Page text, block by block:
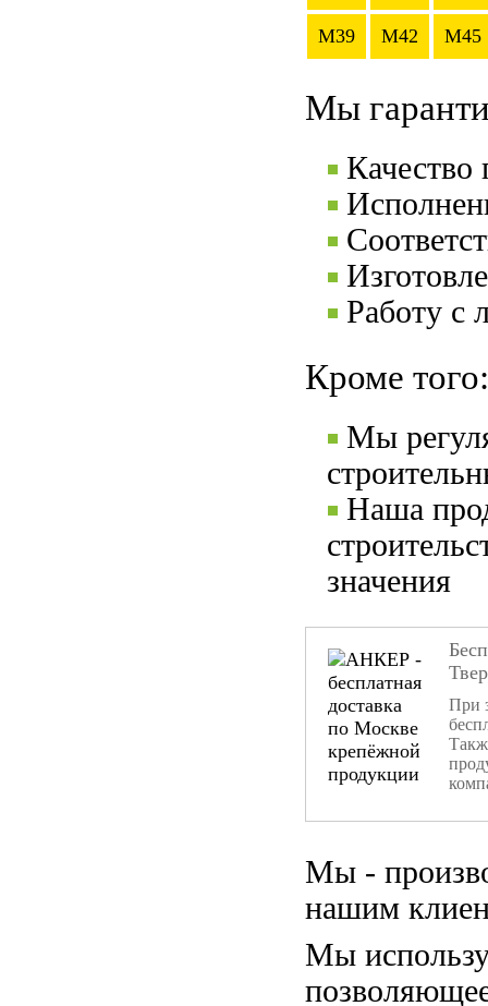
M39 M42 M45
Мы
Качество
Работу с
Кроме того:
Мы
Наша
значения
При
Мы -
нашим
Мы